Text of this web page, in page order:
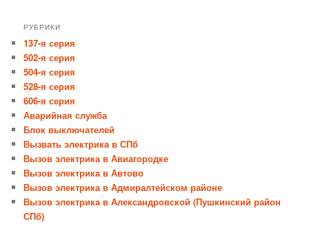
РУБРИКИ
137-я серия
502-я серия
504-я серия
528-я серия
606-я серия
Аварийная служба
Блок выключателей
Вызвать электрика в СПб
Вызов электрика в Авиагородке
Вызов электрика в Автово
Вызов электрика в Адмиралтейском районе
Вызов электрика в Александровской (Пушкинский район
СПб)